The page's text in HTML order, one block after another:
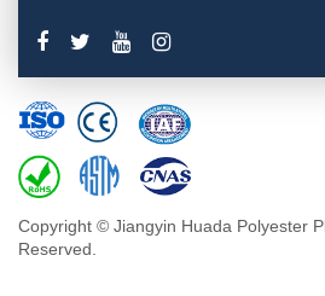
Copyright © Jiangyin Huada Polyester
Reserved.